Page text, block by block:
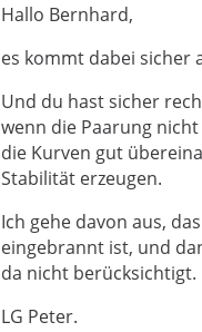
Hallo Bernhard,
es kommt dabei sicher
Und du hast sicher
wenn die Paarung
die Kurven gut
Stabilität erzeugen.
Ich gehe davon aus,
eingebrannt ist, und
da nicht berücksichtigt.
LG Peter.